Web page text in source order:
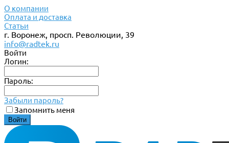
О компании
Оплата и доставка
Статьи
г. Воронеж, просп. Революции, 39
info@radtek.ru
Войти
Логин:
Пароль:
Забыли пароль?
Запомнить меня